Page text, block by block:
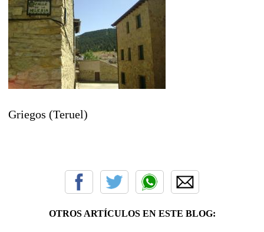
Griegos (Teruel)
OTROS ARTÍCULOS EN ESTE BLOG: